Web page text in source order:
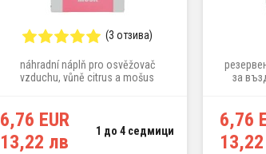
(3 отзива)
náhradní náplň pro osvěžovač
vzduchu, vůně citrus a mošus
6,76 EUR
13,22 лв
1 до 4 седмици
за
6,76